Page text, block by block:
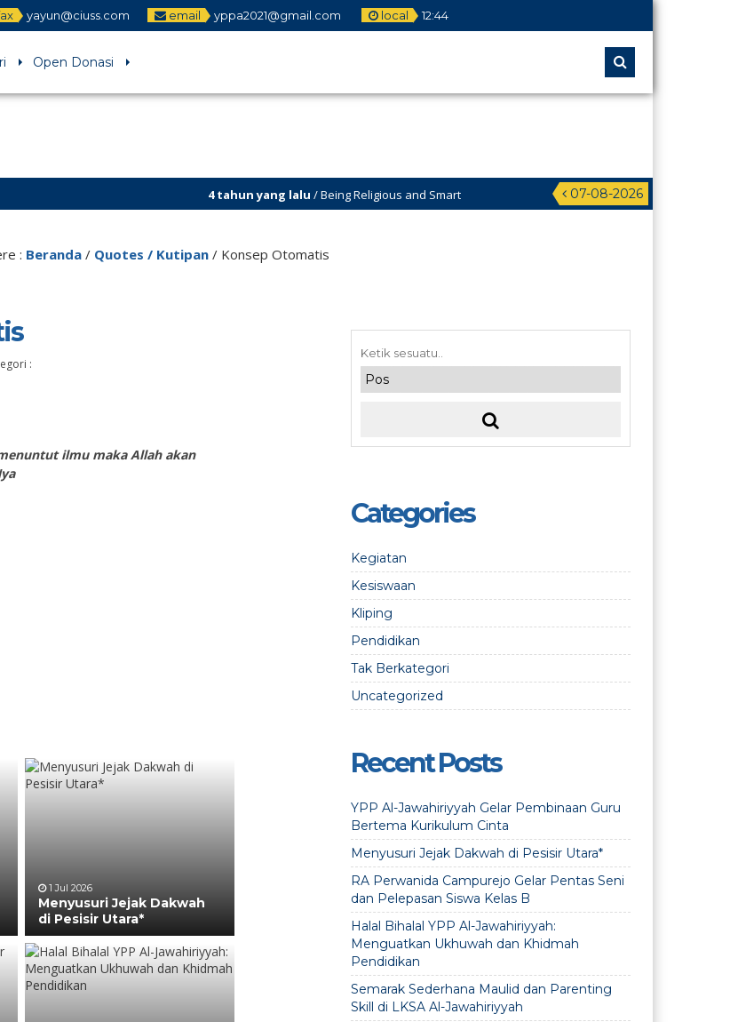
yayun@ciuss.com email yppa2021@gmail.com local 12:44
Open Donasi
07-08-2026
4 tahun yang lalu/ Being Religious and Smart
: Beranda / Quotes / Kutipan / Konsep Otomatis
:
ilmu maka Allah akan
1 Jul 2026
Menyusuri Jejak Dakwah
di Pesisir Utara*
Categories
Kegiatan
Kesiswaan
Kliping
Pendidikan
Tak Berkategori
Uncategorized
Recent Posts
YPP Al-Jawahiriyyah Gelar Pembinaan Guru
Bertema Kurikulum Cinta
Menyusuri Jejak Dakwah di Pesisir Utara*
RA Perwanida Campurejo Gelar Pentas Seni
dan Pelepasan Siswa Kelas B
Halal Bihalal YPP Al-Jawahiriyyah:
Menguatkan Ukhuwah dan Khidmah
Pendidikan
Semarak Sederhana Maulid dan Parenting
Skill di LKSA Al-Jawahiriyyah